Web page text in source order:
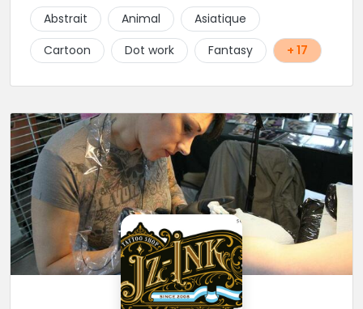
les artistes. Au-delà d’un savoir-faire reconnu, ce
sont plus de dix ans d’amitié et de confiance qui
sont mises au service de l’art
Abstrait Animal
Asiatique
Cartoon
Dot work Fantasy + 17